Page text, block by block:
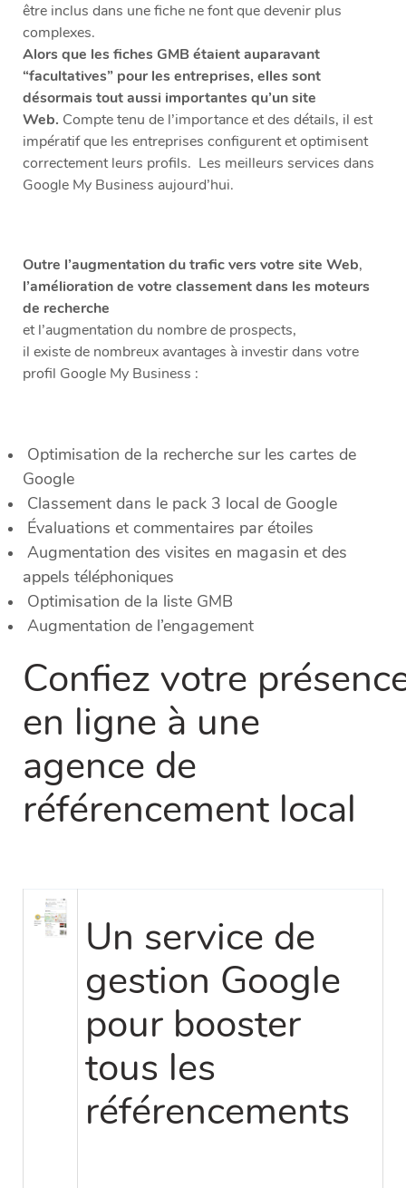
être inclus dans une fiche ne font que devenir plus
complexes.
Alors que les fiches GMB étaient auparavant
“facultatives” pour les entreprises, elles sont
désormais tout aussi importantes qu’un site
Web. Compte tenu de l’importance et des détails, il est
impératif que les entreprises configurent et optimisent
correctement leurs profils. Les meilleurs services dans
Google My Business aujourd’hui.
Outre l’augmentation du trafic vers votre site Web,
l’amélioration de votre classement dans les moteurs
de recherche
et l’augmentation du nombre de prospects,
il existe de nombreux avantages à investir dans votre
profil Google My Business :
Optimisation de la recherche sur les cartes de
Google
Classement dans le pack 3 local de Google
Évaluations et commentaires par étoiles
Augmentation des visites en magasin et des
appels téléphoniques
Optimisation de la liste GMB
Augmentation de l’engagement
Confiez votre
en ligne à une
agence de
référencement local
Un service de
gestion Google
pour booster
tous les
référencements